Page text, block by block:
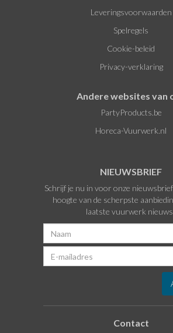
Leveringsvoorwaarden
Spelregels
Cookie-beleid
Privacy-verklaring
Andere websites van
PartyProducts.be
Horeca-Vuurwerk.nl
NIEUWSBRIEF
Schrijf je nu in voor onze
hoogte van de scherpste
laatste vuurwerk
Contact